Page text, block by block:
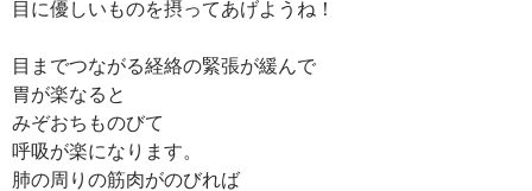
目に優しいものを摂ってあげようね！
目までつながる経絡の緊張が緩んで
胃が楽なると
みぞおちものびて
呼吸が楽になります。
肺の周りの筋肉がのびれば